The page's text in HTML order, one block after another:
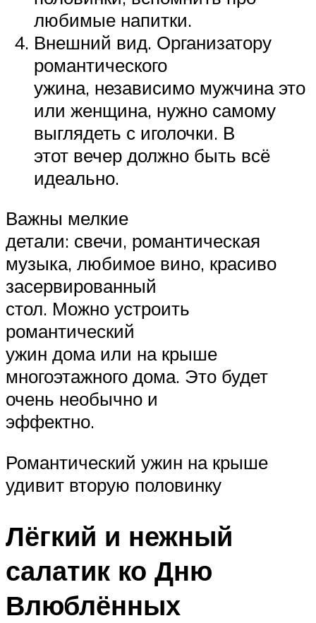
любимые напитки.
Внешний вид. Организатору
романтического
ужина, независимо мужчина это
или женщина, нужно самому
выглядеть с иголочки. В
этот вечер должно быть всё
идеально.
Важны мелкие
детали: свечи, романтическая
музыка, любимое вино, красиво
засервированный
стол. Можно устроить
романтический
ужин дома или на крыше
многоэтажного дома. Это будет
очень необычно и
эффектно.
Романтический ужин на крыше
удивит вторую половинку
Лёгкий и нежный
салатик ко Дню
Влюблённых